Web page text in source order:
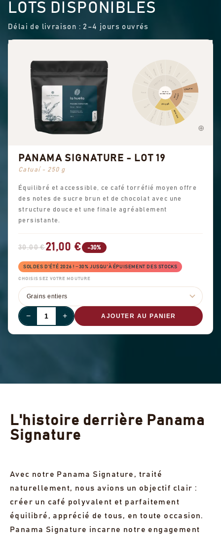
LOTS DISPONIBLES
Délai de livraison : 2–4 jours ouvrés
Cannelle
Poivre
Piquant
Chocolat
Noisette
Amande
Cacahuète
Sucre roux
Douceur générale
Arômes sucrés
Thé noir
Floral
Baies
Fruits secs
Autres fruits
ÉPICES
NOIXCACAO
SUCRÉ
PROFIL
AROMATIQUE
PANAMA SIGNATURE - LOT 19
Catuaí - 250 g
Équilibré et accessible, ce café torréfié moyen offre
des notes de sucre brun et de chocolat avec une
structure douce et une finale agréablement
persistante.
30,00 €21,00 € -30%
SOLDES D'ÉTÉ 2026 ! −30% JUSQU'À ÉPUISEMENT DES STOCKS
CHOISISSEZ VOTRE MOUTURE
− + AJOUTER AU PANIER
L'histoire derrière Panama
Signature
Avec notre Panama Signature, traité
naturellement, nous avions un objectif clair :
créer un café polyvalent et parfaitement
équilibré, apprécié de tous, en toute occasion.
Panama Signature incarne notre engagement